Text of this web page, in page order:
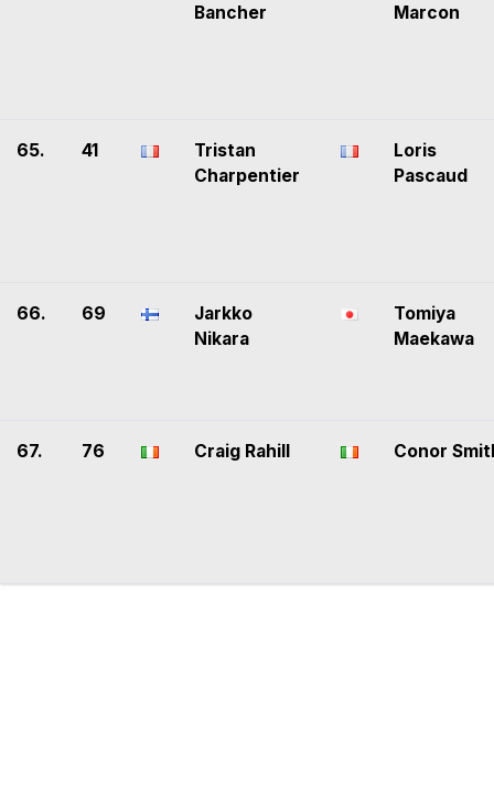
Bancher
Marcon
65. 41
Tristan
Charpentier
Loris
Pascaud
66. 69
Jarkko
Nikara
Tomiya
Maekawa
67. 76 Craig Rahill Conor